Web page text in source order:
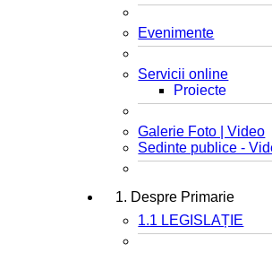
Evenimente
Servicii online
Proiecte
Galerie Foto | Video
Sedinte publice -
1. Despre Primarie
1.1 LEGISLAȚIE